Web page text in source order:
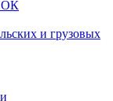
и грузовых